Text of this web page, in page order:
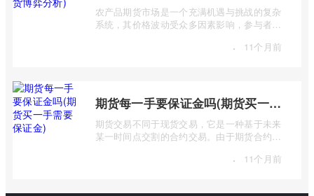
农产品期货市场是一个充满机遇与挑战的复杂
系统，其价格波动受众多因素影响，参与者之
· 11个月前
期货每一手要保证金吗(期货买一手需要保证金)
期货交易不同于现货交易，它是一种基于未来
某一时间点交割的合约交易。由于期货合约的
· 11个月前